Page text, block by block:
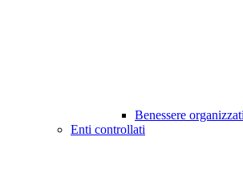
Benessere
Enti controllati